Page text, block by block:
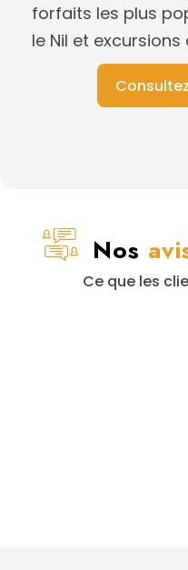
forfaits les plus
le Nil et excursions
Nos
Ce que les